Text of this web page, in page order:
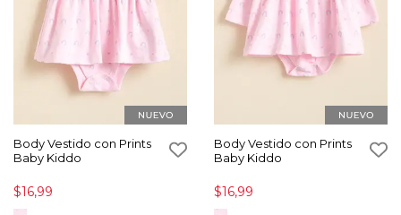
Body Vestido con Prints
Baby Kiddo
$16,99
Body Vestido con Prints
Baby Kiddo
$16,99